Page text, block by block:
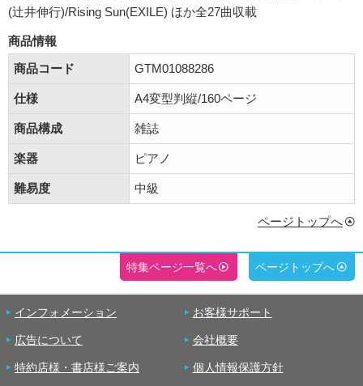
(辻井伸行)/Rising Sun(EXILE) ほか全27曲収載
商品情報
商品コード
GTM01088286
仕様 A4変型判縦/160ページ
商品構成 雑誌
楽器 ピアノ
難易度 中級
ページトップへ
特集ページ一覧へ ページトップへ
インフォメーション お客様サポート
広告について 会社概要
特約店様・書店様ご案内 個人情報保護方針